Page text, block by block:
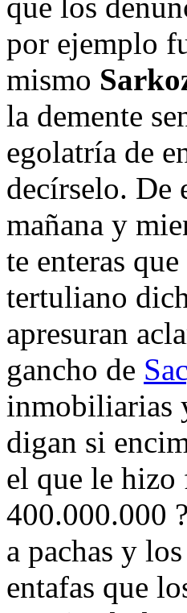
que los
por ejemplo
mismo
la demente
egolatría de
decírselo. De
mañana y
te enteras
tertuliano
apresuran
gancho de
inmobiliarias
digan si
el que le hizo
400.000.000
a pachas y
entafas que